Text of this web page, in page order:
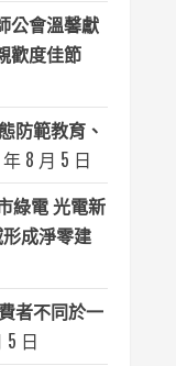
公會溫馨獻
歡度佳節
防範教育、
8 月 5 日
綠電 光電新
成淨零建
者不同於一
5 日